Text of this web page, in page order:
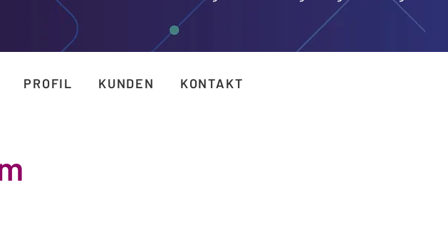
PROFIL KUNDEN KONTAKT